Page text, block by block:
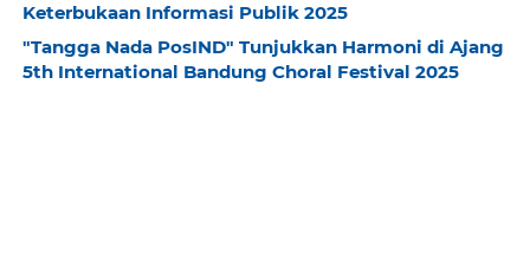
Keterbukaan Informasi Publik 2025
"Tangga Nada PosIND" Tunjukkan Harmoni di Ajang
5th International Bandung Choral Festival 2025